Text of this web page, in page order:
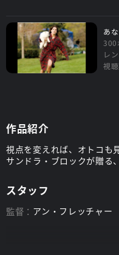
あ
300
レ
視
作品紹介
視点を変えれば、オトコも
サンドラ・ブロックが贈る
スタッフ
監督： アン・フレッチャー